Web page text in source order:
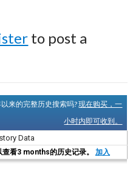
to post a
来的完整历史搜索吗?现在购买，一
小时内即可收到。
Data
看3 months的历史记录。 加入